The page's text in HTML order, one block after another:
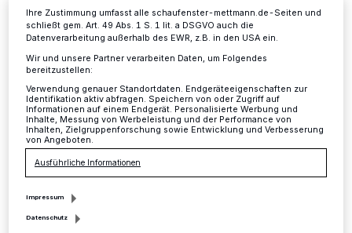
Erstellung einer Konzeption für den künftigen
Stadthallenbetrieb beauftragt. Im Haupt- und
politische Mehrheit der Stadtverwaltung dazu den
04.08.2017 , 10:16 Uhr Eine Minute Lesezeit
Ihre Zustimmung umfasst alle schaufenster-mettmann.de-Seiten und
schließt gem. Art. 49 Abs. 1 S. 1 lit. a DSGVO auch die
Datenverarbeitung außerhalb des EWR, z.B. in den USA ein.
Wir und unsere Partner verarbeiten Daten, um Folgendes
bereitzustellen:
Verwendung genauer Standortdaten. Endgeräteeigenschaften zur
Identifikation aktiv abfragen. Speichern von oder Zugriff auf
Informationen auf einem Endgerät. Personalisierte Werbung und
Inhalte, Messung von Werbeleistung und der Performance von
Inhalten, Zielgruppenforschung sowie Entwicklung und Verbesserung
von Angeboten.
Ausführliche Informationen
Impressum
Datenschutz